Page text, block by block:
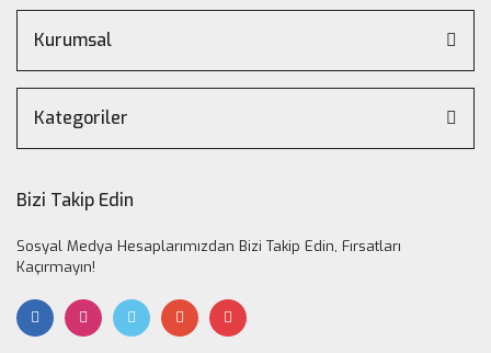
Kurumsal
Kategoriler
Bizi Takip Edin
Sosyal Medya Hesaplarımızdan Bizi Takip Edin, Fırsatları
Kaçırmayın!